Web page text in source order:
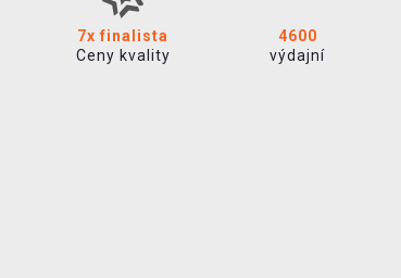
7x finalista
Ceny kvality
4600
výdajní